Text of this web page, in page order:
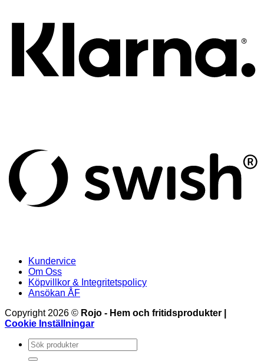
Kundervice
Om Oss
Köpvillkor & Integritetspolicy
Ansökan ÅF
Copyright 2026 © Rojo - Hem och fritidsprodukter |
Cookie Inställningar
Sök
efter: